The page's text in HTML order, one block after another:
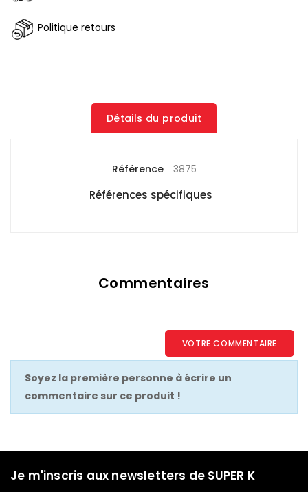
Politique retours
Détails du produit
Référence 3875
Références spécifiques
Commentaires
VOTRE COMMENTAIRE
Soyez la première personne à écrire un
commentaire sur ce produit !
Je m'inscris aux newsletters de SUPER K